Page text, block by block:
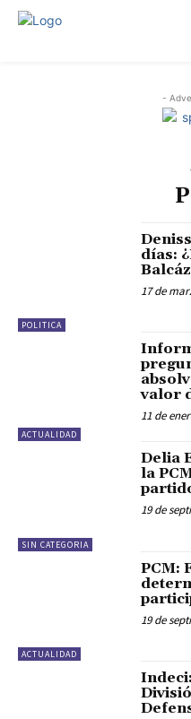
-
POLITICA
días:
17 de
ACTUALIDAD
valor
11 de
SIN CATEGORIA
Delia
la
19 de
ACTUALIDAD
PCM:
19 de